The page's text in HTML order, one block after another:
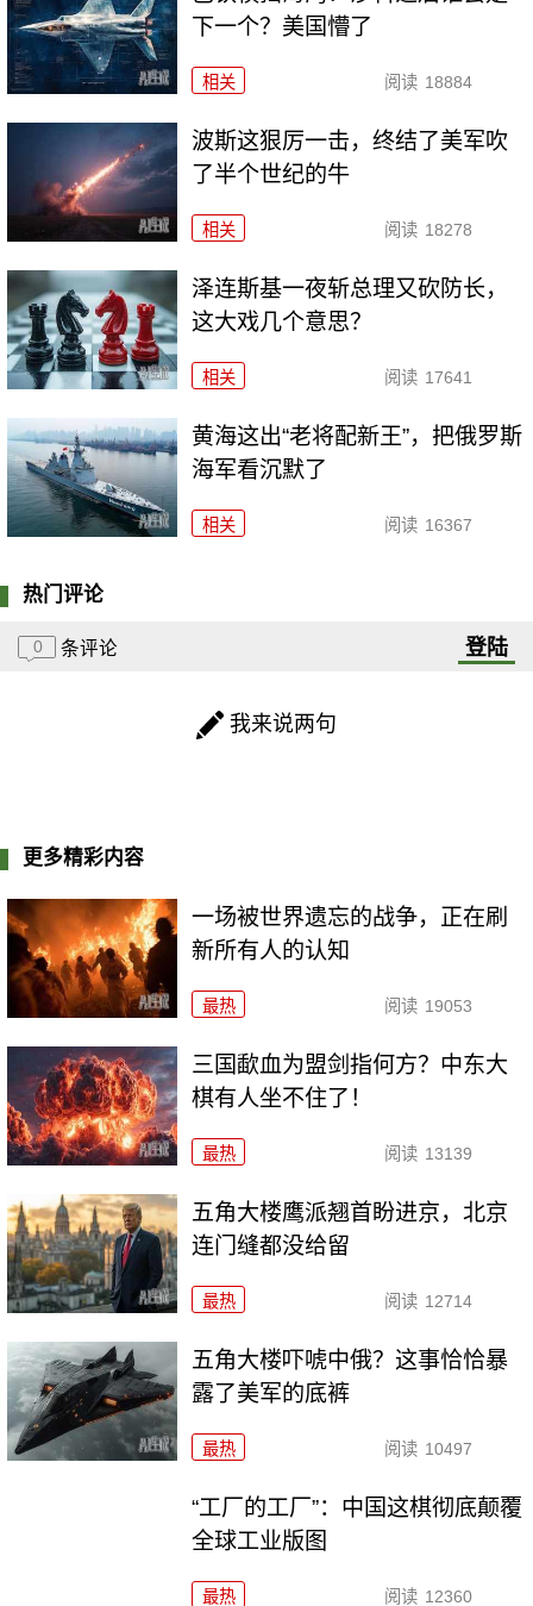
下一个？美国懵了
相关 阅读 18884
波斯这狠厉一击，终结了美军吹
了半个世纪的牛
相关 阅读 18278
泽连斯基一夜斩总理又砍防长，
这大戏几个意思？
相关 阅读 17641
黄海这出“老将配新王”，把俄罗斯
海军看沉默了
相关 阅读 16367
热门评论
0 条评论 登陆
我来说两句
更多精彩内容
一场被世界遗忘的战争，正在刷
新所有人的认知
最热 阅读 19053
三国歃血为盟剑指何方？中东大
棋有人坐不住了！
最热 阅读 13139
五角大楼鹰派翘首盼进京，北京
连门缝都没给留
最热 阅读 12714
五角大楼吓唬中俄？这事恰恰暴
露了美军的底裤
最热 阅读 10497
“工厂的工厂”：中国这棋彻底颠覆
全球工业版图
最热 阅读 12360